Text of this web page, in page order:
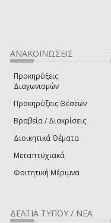
ΑΝΑΚΟΙΝΩΣΕΙΣ
Προκηρύξεις
Διαγωνισμών
Προκηρύξεις Θέσεων
Βραβεία / Διακρίσεις
Διοικητικά Θέματα
Μεταπτυχιακά
Φοιτητική Μέριμνα
ΔΕΛΤΙΑ ΤΥΠΟΥ / ΝΕΑ